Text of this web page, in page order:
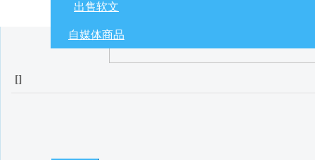
出售软文
自媒体商品
[]